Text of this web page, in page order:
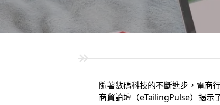
隨著數碼科技的不斷進步，電商
商貿論壇（eTailingPulse）揭示